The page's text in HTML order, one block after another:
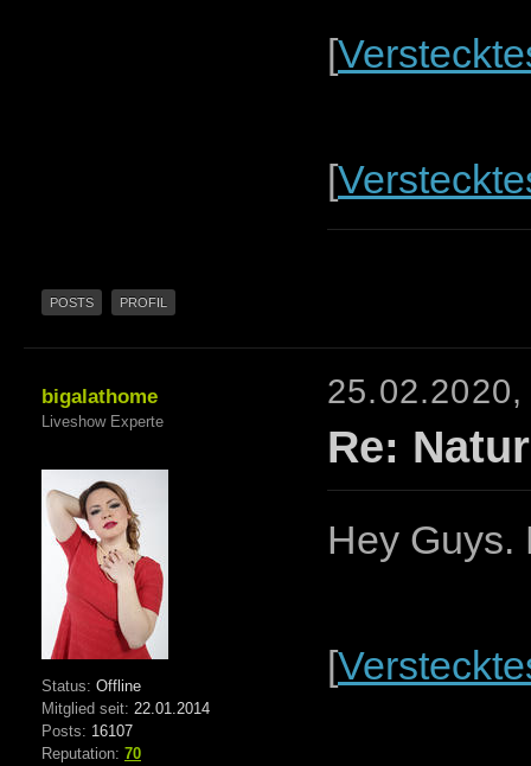
[
[
POSTS PROFIL
bigalathome
Liveshow Experte
Status: Offline
Mitglied seit: 22.01.2014
Posts: 16107
Reputation: 70
Re:
Hey Guys.
[